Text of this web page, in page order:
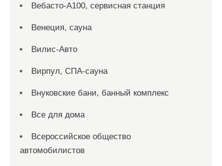
Вебасто-А100, сервисная станция
Венеция, сауна
Вилис-Авто
Вирпул, СПА-сауна
Внуковские бани, банный комплекс
Все для дома
Всероссийское общество
автомобилистов